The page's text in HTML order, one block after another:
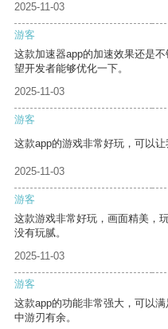
2025-11-03
游客
这款加速器app的加速效果还是
望开发者能够优化一下。
2025-11-03
游客
这款app的游戏非常好玩，可以让
2025-11-03
游客
这款游戏非常好玩，画面精美，
没有玩腻。
2025-11-03
游客
这款app的功能非常强大，可以
中游刃有余。